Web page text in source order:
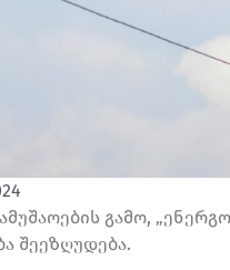
გამო,
შეეზღუდება.